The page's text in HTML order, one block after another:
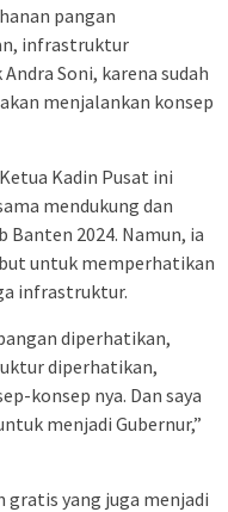
pangan
infrastruktur
Soni, karena sudah
menjalankan konsep
Kadin Pusat ini
mendukung dan
2024. Namun, ia
untuk memperhatikan
infrastruktur.
diperhatikan,
diperhatikan,
konsep nya. Dan saya
menjadi Gubernur,”
yang juga menjadi